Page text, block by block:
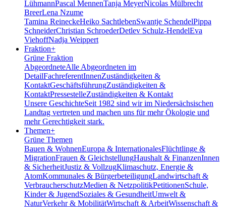
LühmannPascal MennenTanja MeyerNicolas Mülbrecht
BreerLena Nzume
Tamina ReineckeHeiko SachtlebenSwantje SchendelPippa
SchneiderChristian SchroederDetlev Schulz-HendelEva
ViehoffNadja Weippert
Fraktion+
Grüne Fraktion
AbgeordneteAlle Abgeordneten im
DetailFachreferentInnenZuständigkeiten &
KontaktGeschäftsführungZuständigkeiten &
KontaktPressestelleZuständigkeiten & Kontakt
Unsere GeschichteSeit 1982 sind wir im Nieder­sächsischen
Landtag vertreten und machen uns für mehr Ökologie und
mehr Gerechtigkeit stark.
Themen+
Grüne Themen
Bauen & WohnenEuropa & InternationalesFlüchtlinge &
MigrationFrauen & GleichstellungHaushalt & FinanzenInnen
& SicherheitJustiz & VollzugKlimaschutz, Energie &
AtomKommunales & BürgerbeteiligungLandwirtschaft &
VerbraucherschutzMedien & NetzpolitikPetitionenSchule,
Kinder & JugendSoziales & GesundheitUmwelt &
NaturVerkehr & MobilitätWirtschaft & ArbeitWissenschaft &